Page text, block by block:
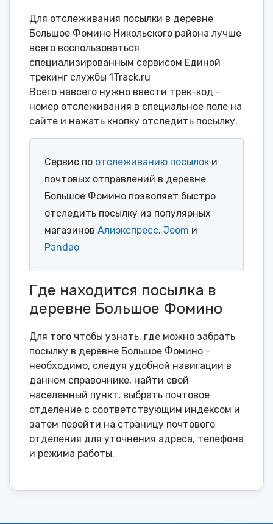
Для отслеживания посылки в деревне
Большое Фомино Никольского района лучше
всего воспользоваться
специализированным сервисом Единой
трекинг службы 1Track.ru
Всего навсего нужно ввести трек-код -
номер отслеживания в специальное поле на
сайте и нажать кнопку отследить посылку.
Сервис по отслеживанию посылок и
почтовых отправлений в деревне
Большое Фомино позволяет быстро
отследить посылку из популярных
магазинов Алиэкспресс, Joom и
Pandao
Где находится посылка в
деревне Большое Фомино
Для того чтобы узнать, где можно забрать
посылку в деревне Большое Фомино -
необходимо, следуя удобной навигации в
данном справочнике, найти свой
населенный пункт, выбрать почтовое
отделение с соответствующим индексом и
затем перейти на страницу почтового
отделения для уточнения адреса, телефона
и режима работы.